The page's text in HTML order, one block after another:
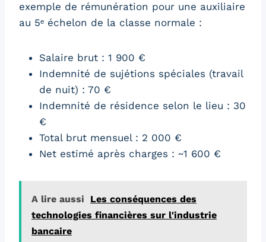
exemple de rémunération pour une auxiliaire
au 5ᵉ échelon de la classe normale :
Salaire brut : 1 900 €
Indemnité de sujétions spéciales (travail
de nuit) : 70 €
Indemnité de résidence selon le lieu : 30
€
Total brut mensuel : 2 000 €
Net estimé après charges : ~1 600 €
A lire aussi
Les conséquences des
technologies financières sur l'industrie
bancaire